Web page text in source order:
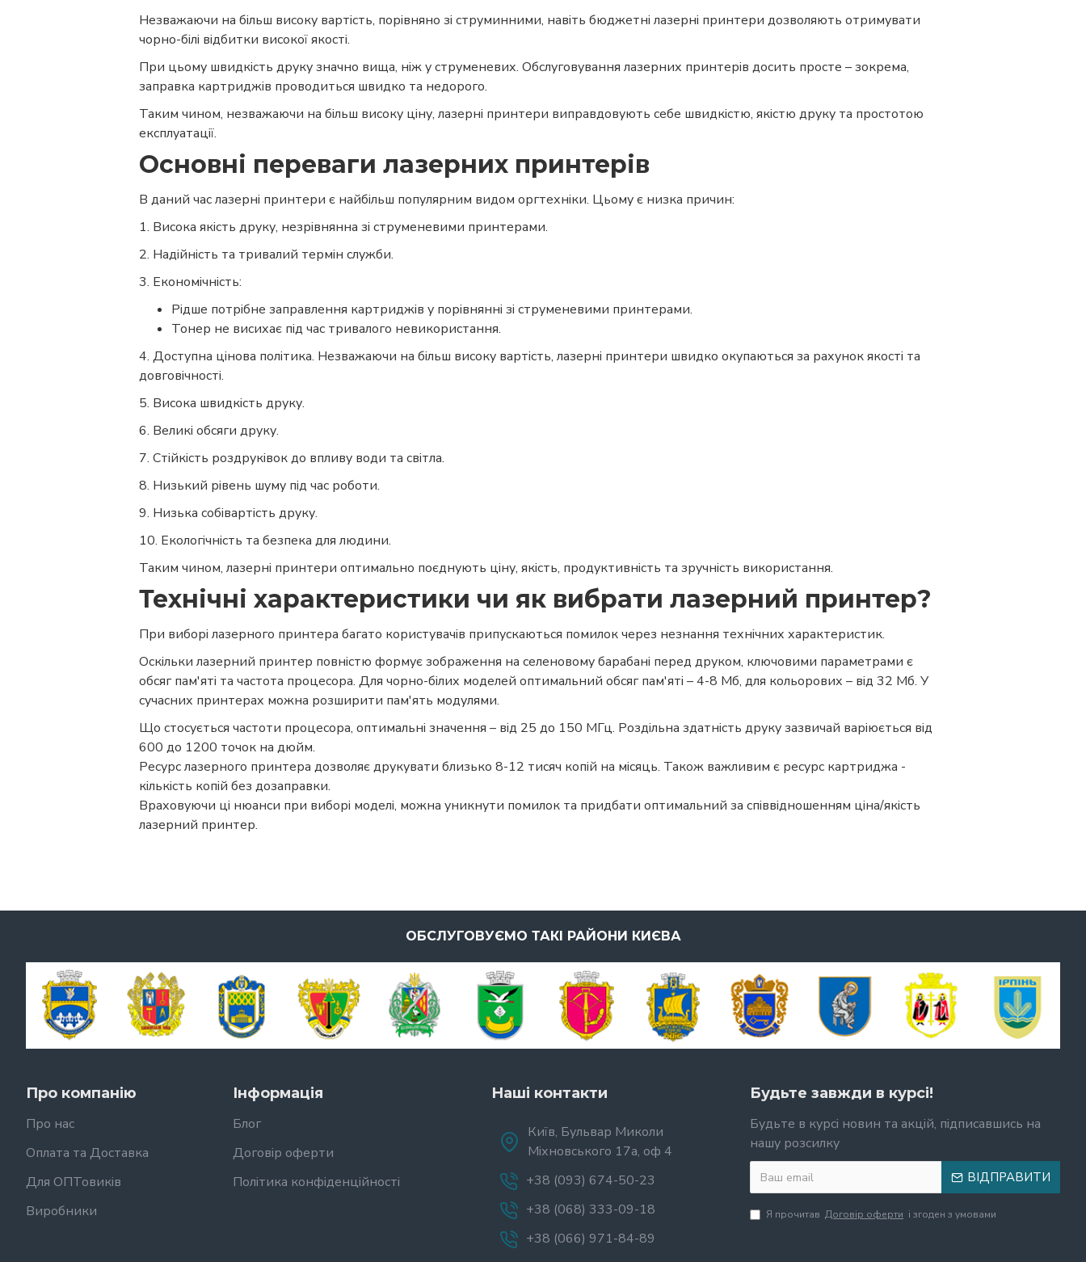
Незважаючи на більш високу вартість, порівняно зі струминними, навіть бюджетні лазерні принтери дозволяють отримувати
чорно-білі відбитки високої якості.
При цьому швидкість друку значно вища, ніж у струменевих. Обслуговування лазерних принтерів досить просте – зокрема,
заправка картриджів проводиться швидко та недорого.
Таким чином, незважаючи на більш високу ціну, лазерні принтери виправдовують себе швидкістю, якістю друку та простотою
експлуатації.
Основні переваги лазерних принтерів
В даний час лазерні принтери є найбільш популярним видом оргтехніки. Цьому є низка причин:
1. Висока якість друку, незрівнянна зі струменевими принтерами.
2. Надійність та тривалий термін служби.
3. Економічність:
Рідше потрібне заправлення картриджів у порівнянні зі струменевими принтерами.
Тонер не висихає під час тривалого невикористання.
4. Доступна цінова політика. Незважаючи на більш високу вартість, лазерні принтери швидко окупаються за рахунок якості та
довговічності.
5. Висока швидкість друку.
6. Великі обсяги друку.
7. Стійкість роздруківок до впливу води та світла.
8. Низький рівень шуму під час роботи.
9. Низька собівартість друку.
10. Екологічність та безпека для людини.
Таким чином, лазерні принтери оптимально поєднують ціну, якість, продуктивність та зручність використання.
Технічні характеристики чи як вибрати лазерний принтер?
При виборі лазерного принтера багато користувачів припускаються помилок через незнання технічних характеристик.
Оскільки лазерний принтер повністю формує зображення на селеновому барабані перед друком, ключовими параметрами є
обсяг пам'яті та частота процесора. Для чорно-білих моделей оптимальний обсяг пам'яті – 4-8 Мб, для кольорових – від 32 Мб. У
сучасних принтерах можна розширити пам'ять модулями.
Що стосується частоти процесора, оптимальні значення – від 25 до 150 МГц. Роздільна здатність друку зазвичай варіюється від
600 до 1200 точок на дюйм.
Ресурс лазерного принтера дозволяє друкувати близько 8-12 тисяч копій на місяць. Також важливим є ресурс картриджа -
кількість копій без дозаправки.
Враховуючи ці нюанси при виборі моделі, можна уникнути помилок та придбати оптимальний за співвідношенням ціна/якість
лазерний принтер.
ОБСЛУГОВУЄМО ТАКІ РАЙОНИ КИЄВА
Про компанію
Про нас
Оплата та Доставка
Для ОПТовиків
Виробники
Інформація
Блог
Договір оферти
Політика конфіденційності
Наші контакти
Київ, Бульвар Миколи
Міхновського 17а, оф 4
+38 (093) 674-50-23
+38 (068) 333-09-18
+38 (066) 971-84-89
Будьте завжди в курсі!
Будьте в курсі новин та акцій, підписавшись на
нашу розсилку
ВІДПРАВИТИ
Я прочитав Договір оферти і згоден з умовами